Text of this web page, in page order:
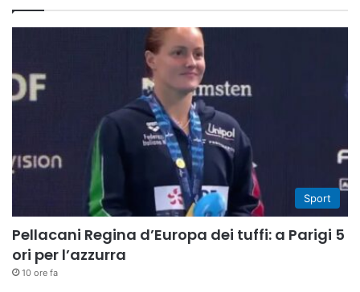
Sport
Pellacani Regina d’Europa dei tuffi: a Parigi 5
ori per l’azzurra
10 ore fa